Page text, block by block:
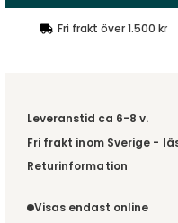
Fri frakt över 1.500 kr
Leveranstid ca 6-8 v.
Fri frakt inom Sverige -
Denna vara skickas till
andra produkter skickas
Returinformation
omfattas därför inte av
Visas endast online